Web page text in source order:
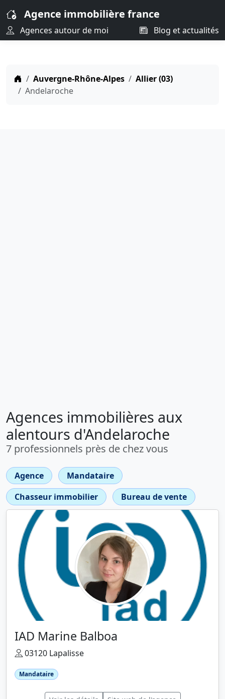
Agence immobilière france
Agences autour de moi Blog et actualités
Auvergne-Rhône-Alpes
Allier (03)
Andelaroche
Agences immobilières aux
alentours d'Andelaroche
7 professionnels près de chez vous
Agence
Mandataire
Chasseur immobilier
Bureau de vente
IAD Marine Balboa
03120 Lapalisse
Mandataire